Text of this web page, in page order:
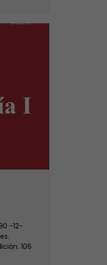
-12-
106